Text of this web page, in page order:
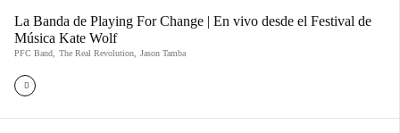
La Banda de Playing For Change | En vivo desde el Festival de
Música Kate Wolf
PFC Band The Real Revolution Jason Tamba